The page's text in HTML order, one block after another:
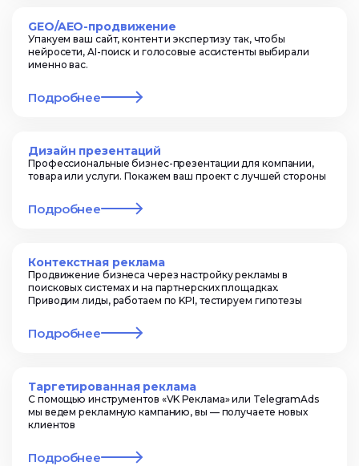
GEO/AEO-продвижение
Упакуем ваш сайт, контент и экспертизу так, чтобы
нейросети, AI-поиск и голосовые ассистенты выбирали
именно вас.
Подробнее
Дизайн презентаций
Профессиональные бизнес-презентации для компании,
товара или услуги. Покажем ваш проект с лучшей стороны
Подробнее
Контекстная реклама
Продвижение бизнеса через настройку рекламы в
поисковых системах и на партнерских площадках.
Приводим лиды, работаем по KPI, тестируем гипотезы
Подробнее
Таргетированная реклама
С помощью инструментов «VK Реклама» или TelegramAds
мы ведем рекламную кампанию, вы — получаете новых
клиентов
Подробнее